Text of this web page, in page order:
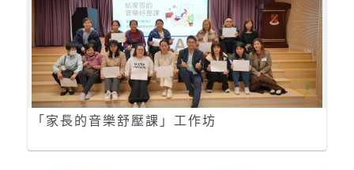
「家長的音樂舒壓課」工作坊